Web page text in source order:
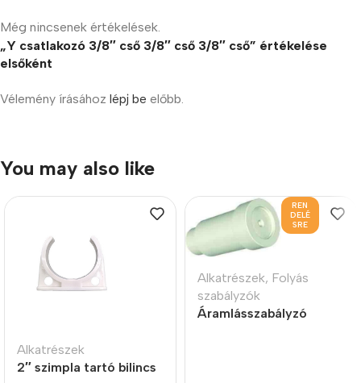
Még nincsenek értékelések.
„Y csatlakozó 3/8″ cső 3/8″ cső 3/8″ cső” értékelése
elsőként
Vélemény írásához lépj be előbb.
You may also like
Alkatrészek
2″ szimpla tartó bilincs
REN
DELÉ
SRE
Alkatrészek, Folyás
szabályzók
Áramlásszabályzó